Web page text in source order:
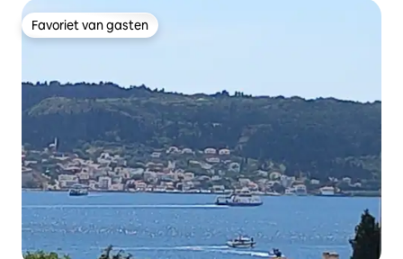
Favoriet van gasten
Favoriet van gasten